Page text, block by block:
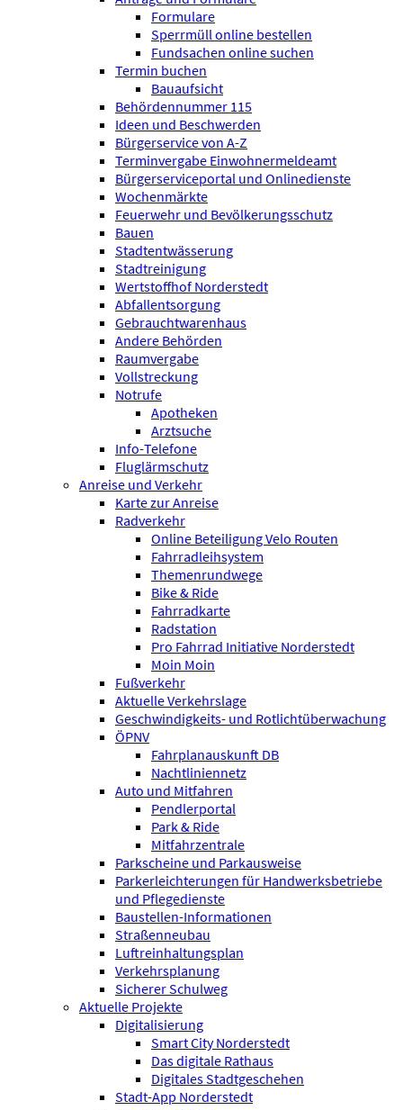
Formulare
Sperrmüll online bestellen
Fundsachen online suchen
Termin buchen
Bauaufsicht
Behördennummer 115
Ideen und Beschwerden
Bürgerservice von A-Z
Terminvergabe Einwohnermeldeamt
Bürgerserviceportal und Onlinedienste
Wochenmärkte
Feuerwehr und Bevölkerungsschutz
Bauen
Stadtentwässerung
Stadtreinigung
Wertstoffhof Norderstedt
Abfallentsorgung
Gebrauchtwarenhaus
Andere Behörden
Raumvergabe
Vollstreckung
Notrufe
Apotheken
Arztsuche
Info-Telefone
Fluglärmschutz
Anreise und Verkehr
Karte zur Anreise
Radverkehr
Online Beteiligung Velo Routen
Fahrradleihsystem
Themenrundwege
Bike & Ride
Fahrradkarte
Radstation
Pro Fahrrad Initiative Norderstedt
Moin Moin
Fußverkehr
Aktuelle Verkehrslage
Geschwindigkeits- und Rotlichtüberwachung
ÖPNV
Fahrplanauskunft DB
Nachtliniennetz
Auto und Mitfahren
Pendlerportal
Park & Ride
Mitfahrzentrale
Parkscheine und Parkausweise
Parkerleichterungen für Handwerksbetriebe
und Pflegedienste
Baustellen-Informationen
Straßenneubau
Luftreinhaltungsplan
Verkehrsplanung
Sicherer Schulweg
Aktuelle Projekte
Digitalisierung
Smart City Norderstedt
Das digitale Rathaus
Digitales Stadtgeschehen
Stadt-App Norderstedt